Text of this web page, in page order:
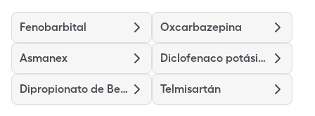
Fenobarbital Oxcarbazepina
Asmanex Diclofenaco potásico
Dipropionato de Betametasona Telmisartán